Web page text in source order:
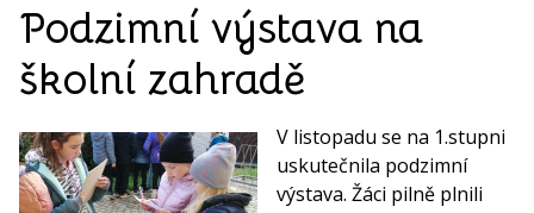
Podzimní výstava na
školní zahradě
V listopadu se na 1.stupni
uskutečnila podzimní
výstava. Žáci pilně plnili